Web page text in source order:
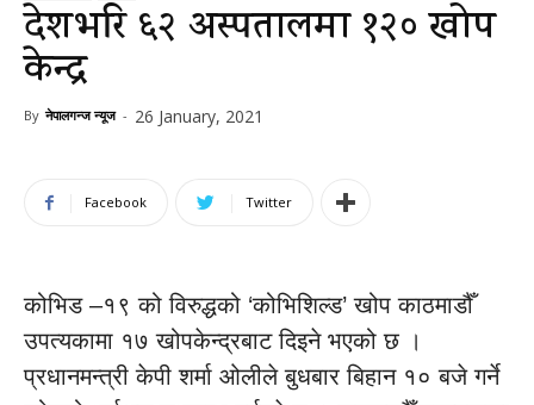
देशभरि ६२ अस्पतालमा १२० खोप
केन्द्र
By नेपालगन्ज न्यूज - 26 January, 2021
Facebook Twitter
कोभिड –१९ को विरुद्धको ‘कोभिशिल्ड’ खोप काठमाडौँ
उपत्यकामा १७ खोपकेन्द्रबाट दिइने भएको छ ।
प्रधानमन्त्री केपी शर्मा ओलीले बुधबार बिहान १० बजे गर्ने